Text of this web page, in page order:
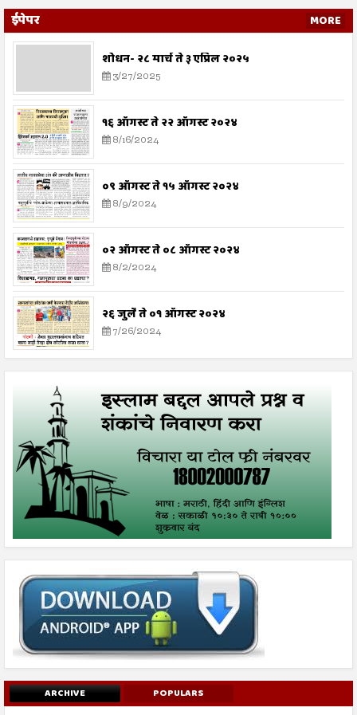
ईपेपर MORE
शोधन- २८ मार्च ते ३ एप्रिल २०२५
3/27/2025
१६ ऑगस्ट ते २२ ऑगस्ट २०२४
8/16/2024
०९ ऑगस्ट ते १५ ऑगस्ट २०२४
8/9/2024
०२ ऑगस्ट ते ०८ ऑगस्ट २०२४
8/2/2024
२६ जुलै ते ०१ ऑगस्ट २०२४
7/26/2024
ARCHIVE POPULARS